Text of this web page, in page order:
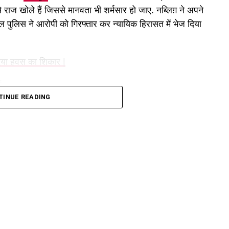
खोले हैं जिससे मानवता भी शर्मसार हो जाए. नब्लिग़ ने अपने
ने आरोपी को गिरफ्तार कर न्यायिक हिरासत में भेज दिया
हवस का शिकार |
एक महिला ने उसकी बेटी की गुमशुदगी की शिकायत दर्ज कराई
READING